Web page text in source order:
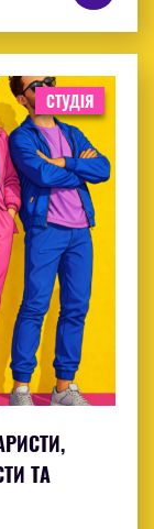
СТУДІЯ
ТА